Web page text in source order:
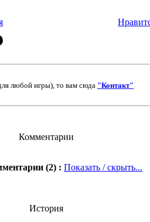
любой игры), то вам сюда "Контакт"
Комментарии
(2) : Показать / скрыть...
История